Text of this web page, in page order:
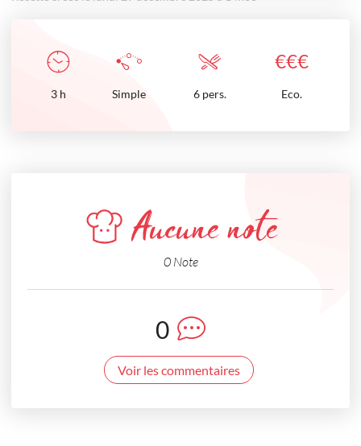
€€€
3 h Simple 6 pers. Eco.
Aucune note
0 Note
0
Voir les commentaires